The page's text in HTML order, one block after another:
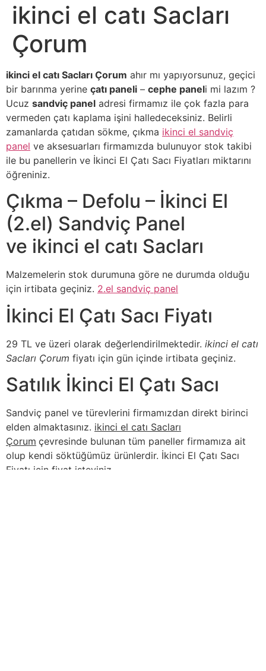
ikinci el catı Sacları
Çorum
ikinci el catı Sacları Çorum ahır mı yapıyorsunuz, geçici
bir barınma yerine çatı paneli – cephe paneli mi lazım ?
Ucuz sandviç panel adresi firmamız ile çok fazla para
vermeden çatı kaplama işini halledeceksiniz. Belirli
zamanlarda çatıdan sökme, çıkma ikinci el sandviç
panel ve aksesuarları firmamızda bulunuyor stok takibi
ile bu panellerin ve İkinci El Çatı Sacı Fiyatları miktarını
öğreniniz.
Çıkma – Defolu – İkinci El
(2.el) Sandviç Panel
ve ikinci el catı Sacları
Malzemelerin stok durumuna göre ne durumda olduğu
için irtibata geçiniz. 2.el sandviç panel
İkinci El Çatı Sacı Fiyatı
29 TL ve üzeri olarak değerlendirilmektedir. ikinci el catı
Sacları Çorum fiyatı için gün içinde irtibata geçiniz.
Satılık İkinci El Çatı Sacı
Sandviç panel ve türevlerini firmamızdan direkt birinci
elden almaktasınız. ikinci el catı Sacları
Çorum çevresinde bulunan tüm paneller firmamıza ait
olup kendi söktüğümüz ürünlerdir. İkinci El Çatı Sacı
Fiyatı için fiyat isteyiniz.